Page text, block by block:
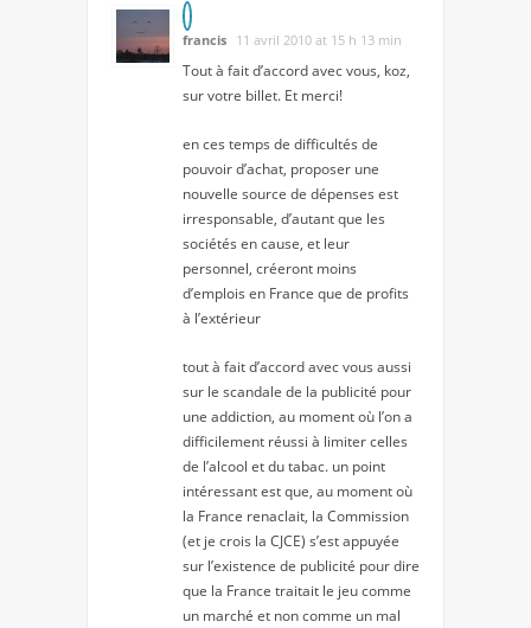
francis 11 avril 2010 at 15 h 13 min
Tout à fait d’accord avec vous, koz,
sur votre billet. Et merci!
en ces temps de difficultés de
pouvoir d’achat, proposer une
nouvelle source de dépenses est
irresponsable, d’autant que les
sociétés en cause, et leur
personnel, créeront moins
d’emplois en France que de profits
à l’extérieur
tout à fait d’accord avec vous aussi
sur le scandale de la publicité pour
une addiction, au moment où l’on a
difficilement réussi à limiter celles
de l’alcool et du tabac. un point
intéressant est que, au moment où
la France renaclait, la Commission
(et je crois la CJCE) s’est appuyée
sur l’existence de publicité pour dire
que la France traitait le jeu comme
un marché et non comme un mal